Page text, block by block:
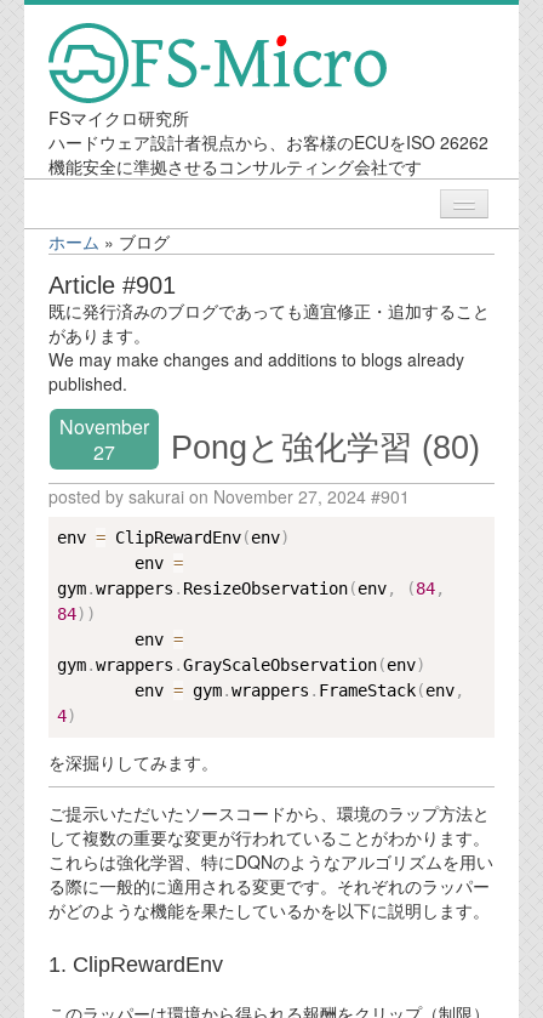
FSマイクロ研究所
ハードウェア設計者視点から、お客様のECUをISO 26262
機能安全に準拠させるコンサルティング会社です
ニュース
業務内容
会社案内
代表ご挨拶
オフィス
実績
ブログ
機能安全ブログ
設計ブログ
テクノロジ
ホーム » ブログ
Article #901
既に発行済みのブログであっても適宜修正・追加すること
があります。
We may make changes and additions to blogs already
published.
November
27
Pongと強化学習 (80)
posted by sakurai on November 27, 2024 #901
env = ClipRewardEnv(env)
        env
=
gym.wrappers . ResizeObservation(env, (84,
84) )
        env
=
gym.wrappers .GrayScaleObservation(env)
        env
= gym.wrappers . FrameStack(env,
4)
を深掘りしてみます。
ご提示いただいたソースコードから、環境のラップ方法と
して複数の重要な変更が行われていることがわかります。
これらは強化学習、特にDQNのようなアルゴリズムを用い
る際に一般的に適用される変更です。それぞれのラッパー
がどのような機能を果たしているかを以下に説明します。
1. ClipRewardEnv
このラッパーは環境から得られる報酬をクリップ（制限）